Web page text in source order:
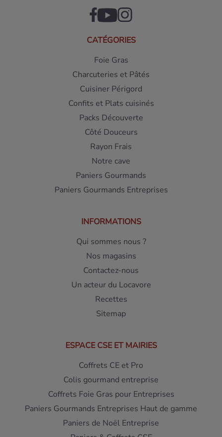
CATÉGORIES
Foie Gras
Charcuteries et Pâtés
Cuisiner Périgord
Confits et Plats cuisinés
Packs Découverte
Côté Douceurs
Rayon Frais
Notre cave
Paniers Gourmands
Paniers Gourmands Entreprises
INFORMATIONS
Qui sommes nous ?
Nos magasins
Contactez-nous
Un acteur du Locavore
Recettes
Sitemap
ESPACE CSE ET MAIRIES
Coffrets CE et Pro
Colis gourmand entreprise
Coffrets Foie Gras pour Entreprises
Paniers Gourmands Entreprises Haut de gamme
Paniers de Noël Entreprise